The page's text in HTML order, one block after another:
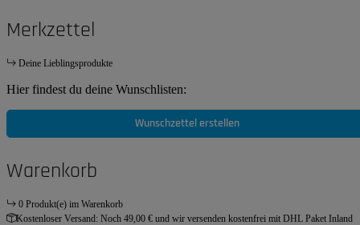
Merkzettel
Deine Lieblingsprodukte
Hier findest du deine Wunschlisten:
Wunschzettel erstellen
Warenkorb
0 Produkt(e) im Warenkorb
Kostenloser Versand: Noch 49,00 € und wir versenden kostenfrei mit DHL Paket Inland